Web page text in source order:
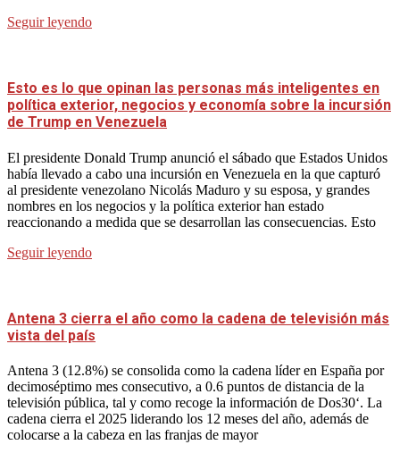
Seguir leyendo
Esto es lo que opinan las personas más inteligentes en
política exterior, negocios y economía sobre la incursión
de Trump en Venezuela
El presidente Donald Trump anunció el sábado que Estados Unidos
había llevado a cabo una incursión en Venezuela en la que capturó
al presidente venezolano Nicolás Maduro y su esposa, y grandes
nombres en los negocios y la política exterior han estado
reaccionando a medida que se desarrollan las consecuencias. Esto
Seguir leyendo
Antena 3 cierra el año como la cadena de televisión más
vista del país
Antena 3 (12.8%) se consolida como la cadena líder en España por
decimoséptimo mes consecutivo, a 0.6 puntos de distancia de la
televisión pública, tal y como recoge la información de Dos30‘. La
cadena cierra el 2025 liderando los 12 meses del año, además de
colocarse a la cabeza en las franjas de mayor